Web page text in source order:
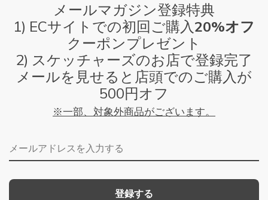
メールマガジン登録特典
1) ECサイトでの初回ご購入20%オフ
クーポンプレゼント
2) スケッチャーズのお店で登録完了
メールを見せると店頭でのご購入が
500円オフ
※一部、対象外商品がございます。
メールアドレス
登録する